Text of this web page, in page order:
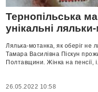
Тернопільська
унікальні
Лялька-мотанка, як оберіг не
Тамара Василівна Піскун
Полтавщини. Жінка на пенсії,
26.05.2022 10:58